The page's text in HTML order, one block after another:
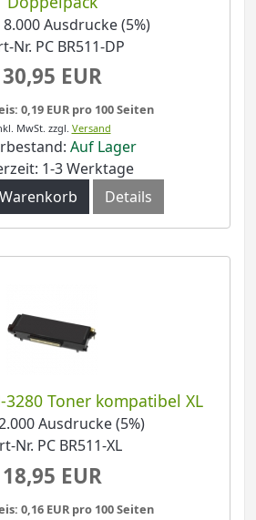
8.000 Ausdrucke (5%)
Nr. PC BR511-DP
30,95 EUR
0,19 EUR pro 100 Seiten
MwSt. zzgl. Versand
Auf Lager
1-3 Werktage
Details
3280 Toner kompatibel XL
Ausdrucke (5%)
Nr. PC BR511-XL
18,95 EUR
0,16 EUR pro 100 Seiten